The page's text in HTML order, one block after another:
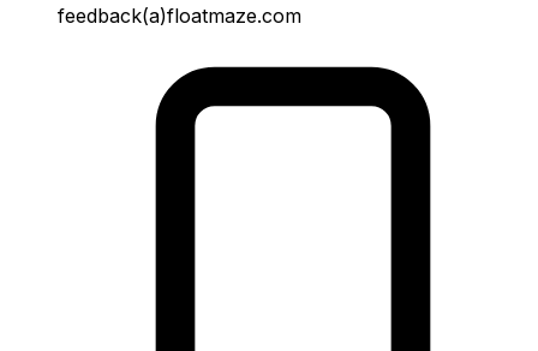
feedback(a)floatmaze.com